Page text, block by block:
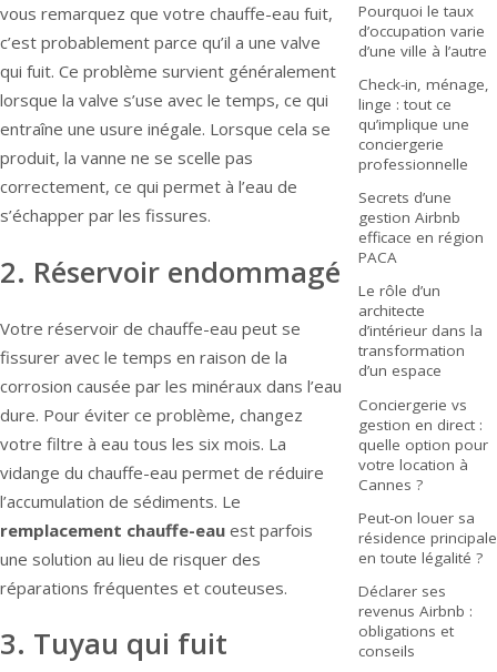
vous remarquez que votre chauffe-eau fuit,
c’est probablement parce qu’il a une valve
qui fuit. Ce problème survient généralement
lorsque la valve s’use avec le temps, ce qui
entraîne une usure inégale. Lorsque cela se
produit, la vanne ne se scelle pas
correctement, ce qui permet à l’eau de
s’échapper par les fissures.
2. Réservoir endommagé
Votre réservoir de chauffe-eau peut se
fissurer avec le temps en raison de la
corrosion causée par les minéraux dans l’eau
dure. Pour éviter ce problème, changez
votre filtre à eau tous les six mois. La
vidange du chauffe-eau permet de réduire
l’accumulation de sédiments. Le
remplacement chauffe-eau est parfois
une solution au lieu de risquer des
réparations fréquentes et couteuses.
3. Tuyau qui fuit
Pourquoi le taux
d’occupation varie
d’une ville à l’autre
Check-in, ménage,
linge : tout ce
qu’implique une
conciergerie
professionnelle
Secrets d’une
gestion Airbnb
efficace en région
PACA
Le rôle d’un
architecte
d’intérieur dans la
transformation
d’un espace
Conciergerie vs
gestion en direct :
quelle option pour
votre location à
Cannes ?
Peut-on louer sa
résidence principale
en toute légalité ?
Déclarer ses
revenus Airbnb :
obligations et
conseils